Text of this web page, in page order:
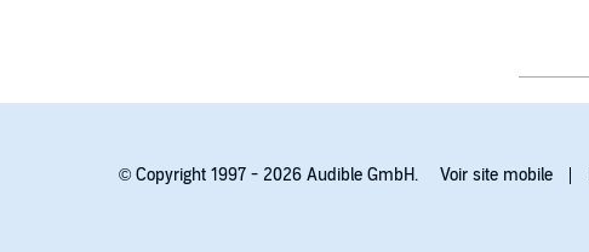
© Copyright 1997 - 2026 Audible GmbH. Voir site mobile